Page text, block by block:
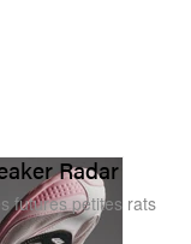
Radar
futures petites rats